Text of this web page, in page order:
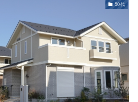
50代